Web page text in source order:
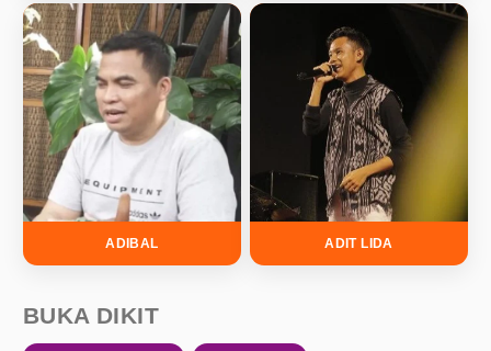
ADIBAL ADIT LIDA
BUKA DIKIT